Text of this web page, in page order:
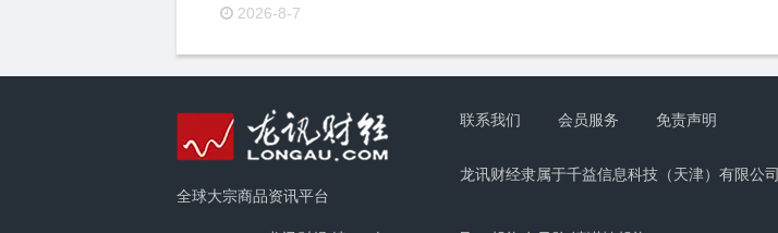
2026-8-7
全球大宗商品资讯平台
联系我们 会员服务 免责声明
龙讯财经隶属于千益信息科技（天津）有限公司